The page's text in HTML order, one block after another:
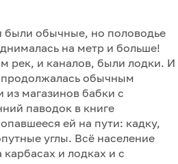
были обычные, но половодье
на метр и больше!
рек, и каналов, были лодки. И
продолжалась обычным
магазинов бабки с
паводок в книге
ей на пути: кадку,
углы. Всё население
и лодках и с